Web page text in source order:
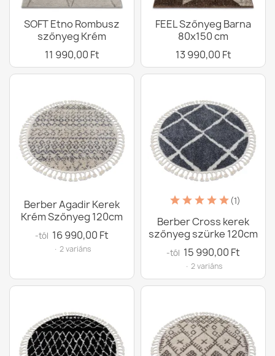
SOFT Etno Rombusz
szőnyeg Krém
11 990,00 Ft
FEEL Szőnyeg Barna
80x150 cm
13 990,00 Ft
Berber Agadir Kerek
Krém Szőnyeg 120cm
-tól 16 990,00 Ft
· 2 variáns
(1)
Berber Cross kerek
szőnyeg szürke 120cm
-tól 15 990,00 Ft
· 2 variáns